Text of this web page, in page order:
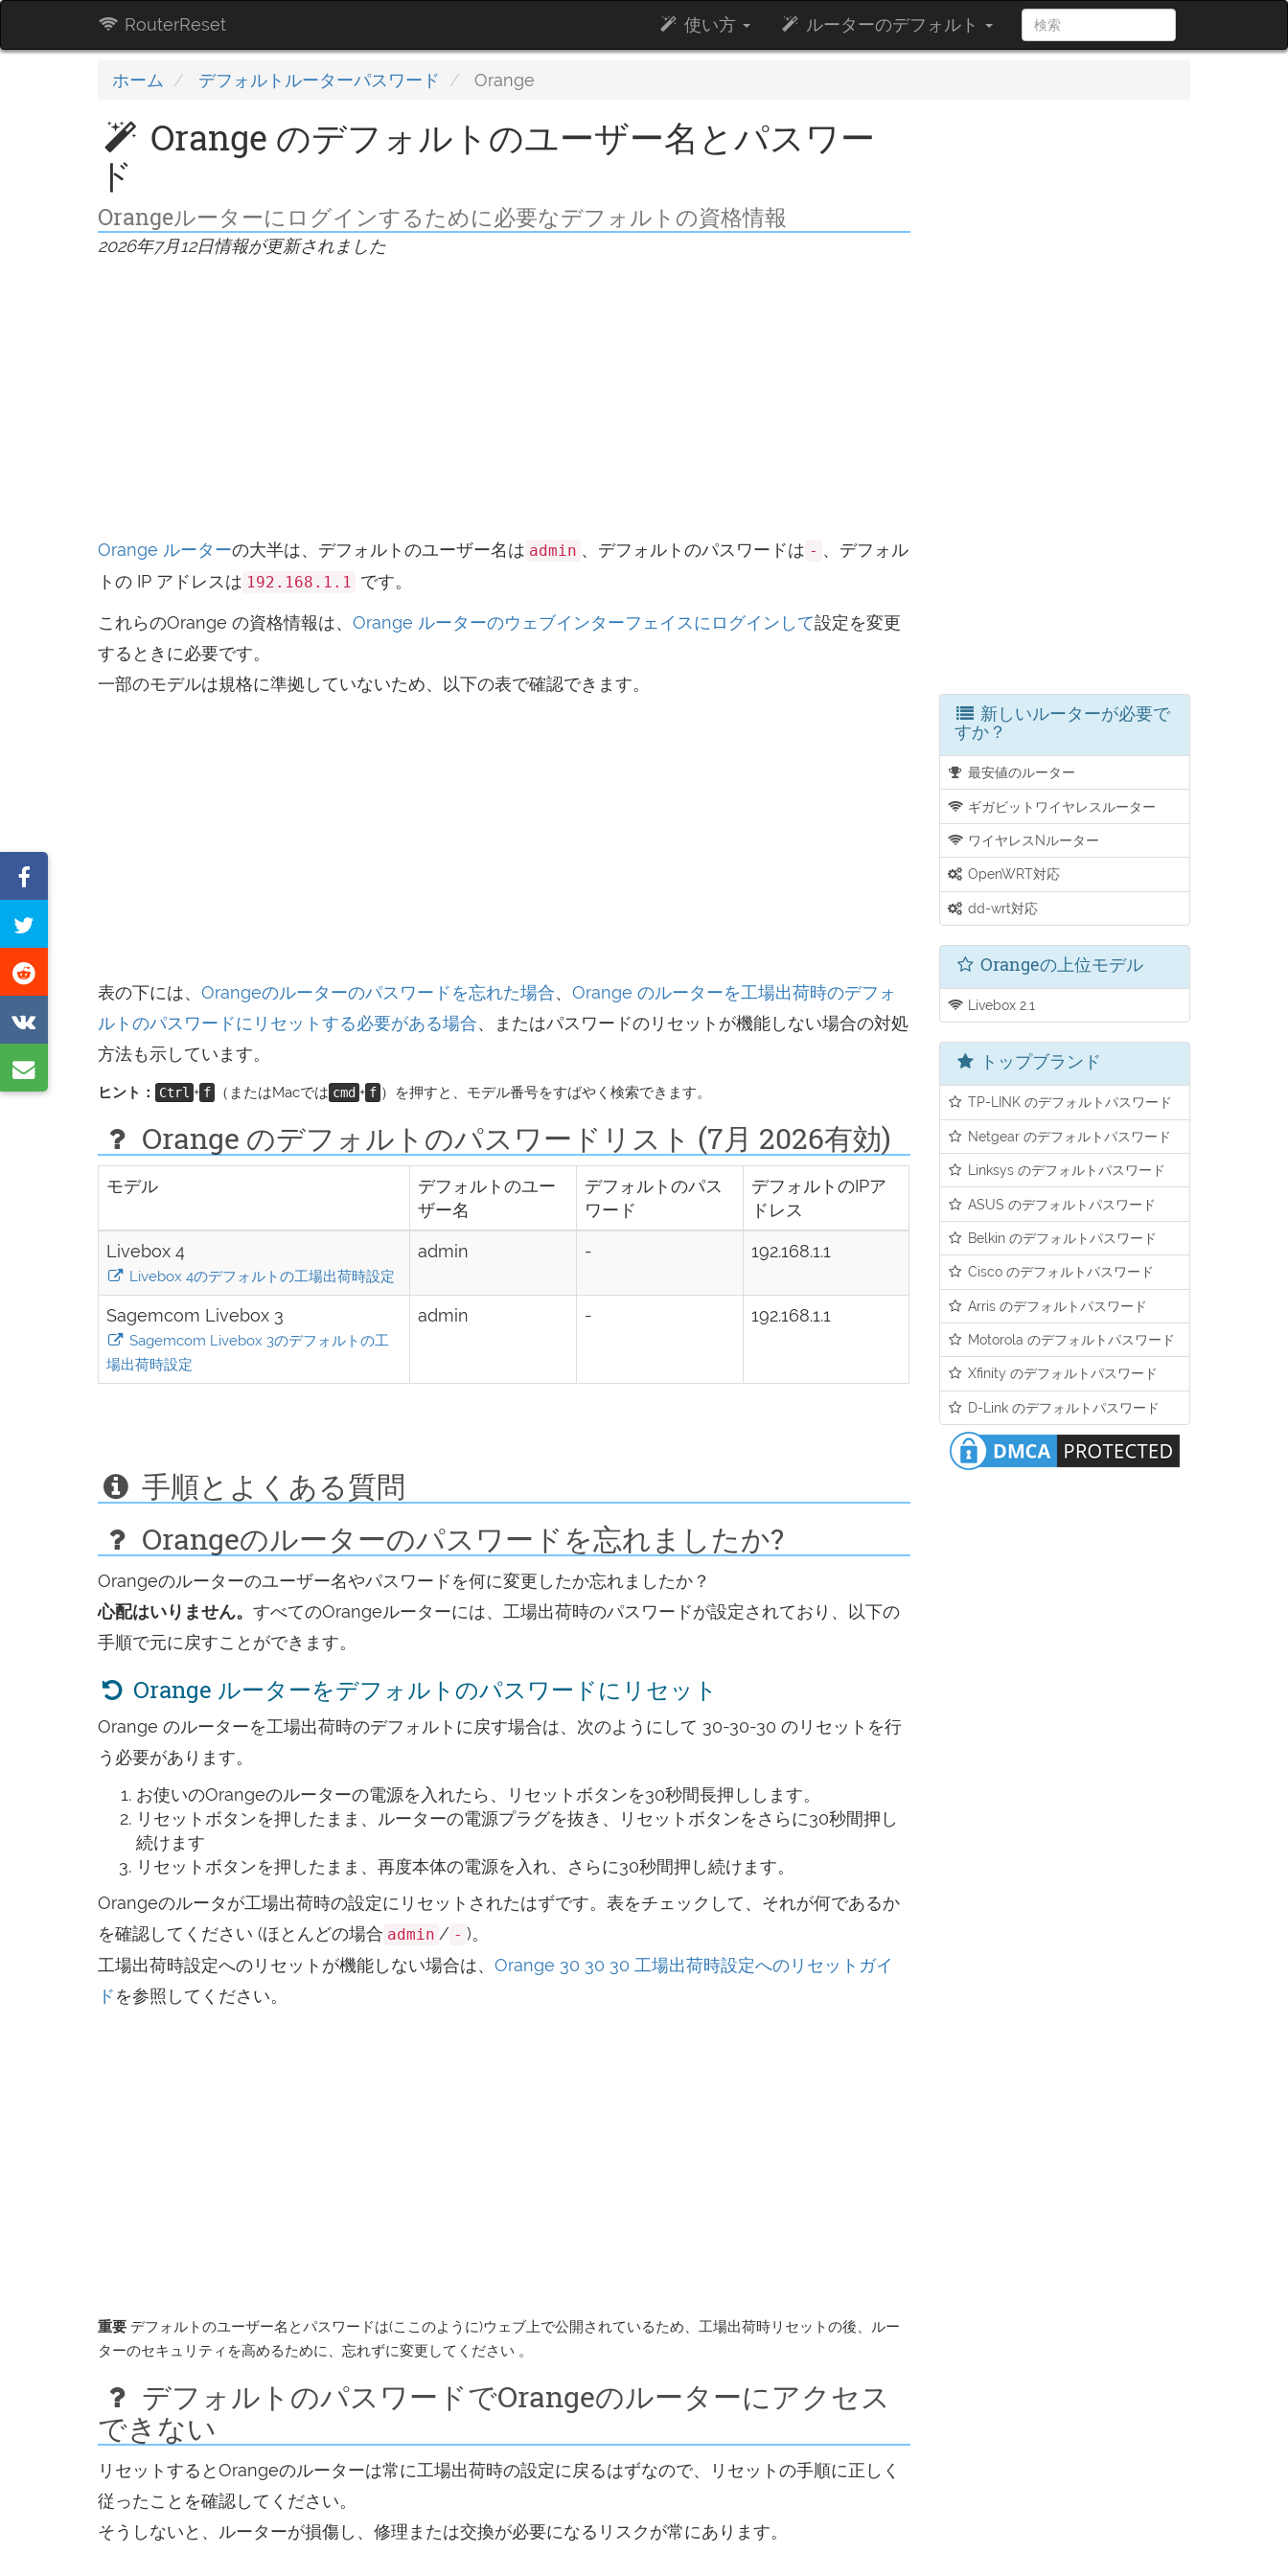
RouterReset 使い方 ルーターのデフォルト
ホーム デフォルトルーターパスワード Orange
Orange のデフォルトのユーザー名とパスワー
ド
Orangeルーターにログインするために必要なデフォルトの資格情報
2026年7月12日情報が更新されました
Orange ルーターの大半は、デフォルトのユーザー名は admin 、デフォルトのパスワードは - 、デフォル
トの IP アドレスは 192.168.1.1 です。
これらのOrange の資格情報は、 Orange ルーターのウェブインターフェイスにログインして設定を変更
するときに必要です。
一部のモデルは規格に準拠していないため、以下の表で確認できます。
表の下には、 Orangeのルーターのパスワードを忘れた場合、 Orange のルーターを工場出荷時のデフォ
ルトのパスワードにリセットする必要がある場合、またはパスワードのリセットが機能しない場合の対処
方法も示しています。
ヒント： Ctrl + f （またはMacでは cmd + f ）を押すと、モデル番号をすばやく検索できます。
Orange のデフォルトのパスワードリスト (7月 2026有効)
モデル
デフォルトのユー
ザー名
デフォルトのパス
ワード
デフォルトのIPア
ドレス
Livebox 4
Livebox 4のデフォルトの工場出荷時設定
admin - 192.168.1.1
Sagemcom Livebox 3
Sagemcom Livebox 3のデフォルトの工
場出荷時設定
admin - 192.168.1.1
手順とよくある質問
Orangeのルーターのパスワードを忘れましたか?
Orangeのルーターのユーザー名やパスワードを何に変更したか忘れましたか？
心配はいりません。 すべてのOrangeルーターには、工場出荷時のパスワードが設定されており、以下の
手順で元に戻すことができます。
Orange ルーターをデフォルトのパスワードにリセット
Orange のルーターを工場出荷時のデフォルトに戻す場合は、次のようにして 30-30-30 のリセットを行
う必要があります。
お使いのOrangeのルーターの電源を入れたら、リセットボタンを30秒間長押しします。
リセットボタンを押したまま、ルーターの電源プラグを抜き、リセットボタンをさらに30秒間押し
続けます
リセットボタンを押したまま、再度本体の電源を入れ、さらに30秒間押し続けます。
Orangeのルータが工場出荷時の設定にリセットされたはずです。表をチェックして、それが何であるか
を確認してください (ほとんどの場合 admin / - )。
工場出荷時設定へのリセットが機能しない場合は、 Orange 30 30 30 工場出荷時設定へのリセットガイ
ドを参照してください。
重要 デフォルトのユーザー名とパスワードは(ここのように)ウェブ上で公開されているため、工場出荷時リセットの後、ルー
ターのセキュリティを高めるために、忘れずに変更してください 。
デフォルトのパスワードでOrangeのルーターにアクセス
できない
リセットするとOrangeのルーターは常に工場出荷時の設定に戻るはずなので、リセットの手順に正しく
従ったことを確認してください。
そうしないと、ルーターが損傷し、修理または交換が必要になるリスクが常にあります。
で
ア
の
ジ
を
で
ア
で
シ
子
新しいルーターが必要で
すか？
最安値のルーター
ギガビットワイヤレスルーター
ワイヤレスNルーター
OpenWRT対応
dd-wrt対応
Orangeの上位モデル
Livebox 2.1
トップブランド
TP-LINK のデフォルトパスワード
Netgear のデフォルトパスワード
Linksys のデフォルトパスワード
ASUS のデフォルトパスワード
Belkin のデフォルトパスワード
Cisco のデフォルトパスワード
Arris のデフォルトパスワード
Motorola のデフォルトパスワード
Xfinity のデフォルトパスワード
D-Link のデフォルトパスワード